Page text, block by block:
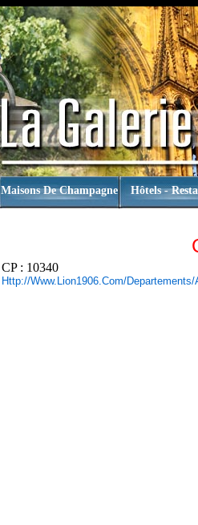
Maisons De Champagne Hôtels -
CP : 10340
Http://www.lion1906.com/